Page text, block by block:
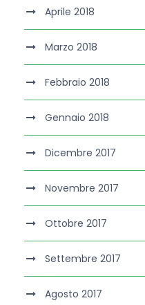
Aprile 2018
Marzo 2018
Febbraio 2018
Gennaio 2018
Dicembre 2017
Novembre 2017
Ottobre 2017
Settembre 2017
Agosto 2017